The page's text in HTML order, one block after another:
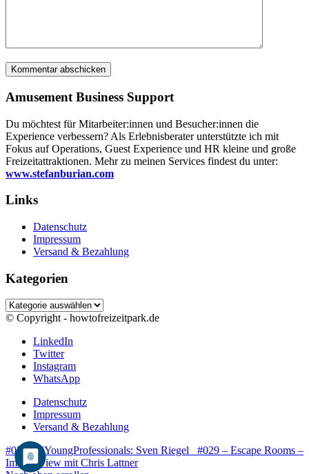
Amusement Business Support
Du möchtest für Mitarbeiter:innen und Besucher:innen die
Experience verbessern? Als Erlebnisberater unterstützte ich mit
Fokus auf Operations, Guest Experience und HR kleine und große
Freizeitattraktionen. Mehr zu meinen Services findest du unter:
www.stefanburian.com
Links
Datenschutz
Impressum
Versand & Bezahlung
Kategorien
Kategorien
© Copyright - howtofreizeitpark.de
LinkedIn
Twitter
Instagram
WhatsApp
Datenschutz
Impressum
Versand & Bezahlung
#027 – #YoungProfessionals: Sven Riegel
#029 – Escape Rooms –
Im Interview mit Chris Lattner